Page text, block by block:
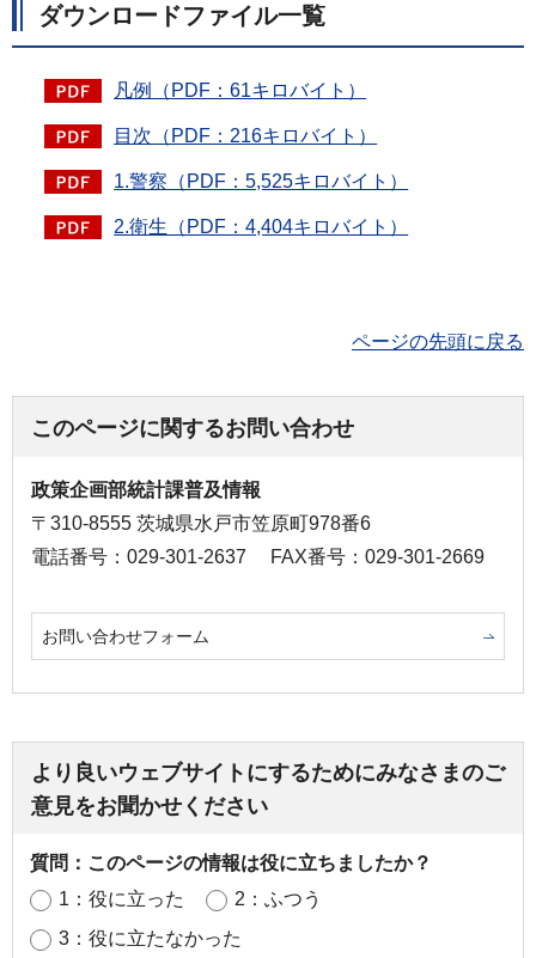
ダウンロードファイル一覧
凡例（PDF：61キロバイト）
目次（PDF：216キロバイト）
1.警察（PDF：5,525キロバイト）
2.衛生（PDF：4,404キロバイト）
ページの先頭に戻る
このページに関するお問い合わせ
政策企画部統計課普及情報
〒310-8555 茨城県水戸市笠原町978番6
電話番号：029-301-2637
FAX番号：029-301-2669
お問い合わせフォーム
より良いウェブサイトにするためにみなさまのご
意見をお聞かせください
質問：このページの情報は役に立ちましたか？
1：役に立った
2：ふつう
3：役に立たなかった